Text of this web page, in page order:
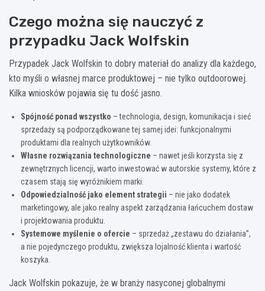
Czego można się nauczyć z
przypadku Jack Wolfskin
Przypadek Jack Wolfskin to dobry materiał do analizy dla każdego,
kto myśli o własnej marce produktowej – nie tylko outdoorowej.
Kilka wniosków pojawia się tu dość jasno.
Spójność ponad wszystko – technologia, design, komunikacja i sieć
sprzedaży są podporządkowane tej samej idei: funkcjonalnymi
produktami dla realnych użytkowników.
Własne rozwiązania technologiczne – nawet jeśli korzysta się z
zewnętrznych licencji, warto inwestować w autorskie systemy, które z
czasem stają się wyróżnikiem marki.
Odpowiedzialność jako element strategii – nie jako dodatek
marketingowy, ale jako realny aspekt zarządzania łańcuchem dostaw
i projektowania produktu.
Systemowe myślenie o ofercie – sprzedaż „zestawu do działania”,
a nie pojedynczego produktu, zwiększa lojalność klienta i wartość
koszyka.
Jack Wolfskin pokazuje, że w branży nasyconej globalnymi